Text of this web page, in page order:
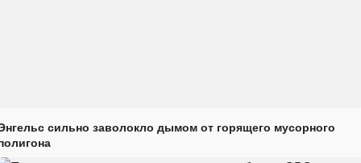
сильно заволокло дымом от горящего мусорного